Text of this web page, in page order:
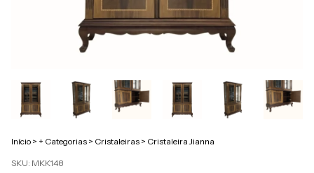
Início > + Categorias > Cristaleiras > Cristaleira Jianna
SKU: MKK148